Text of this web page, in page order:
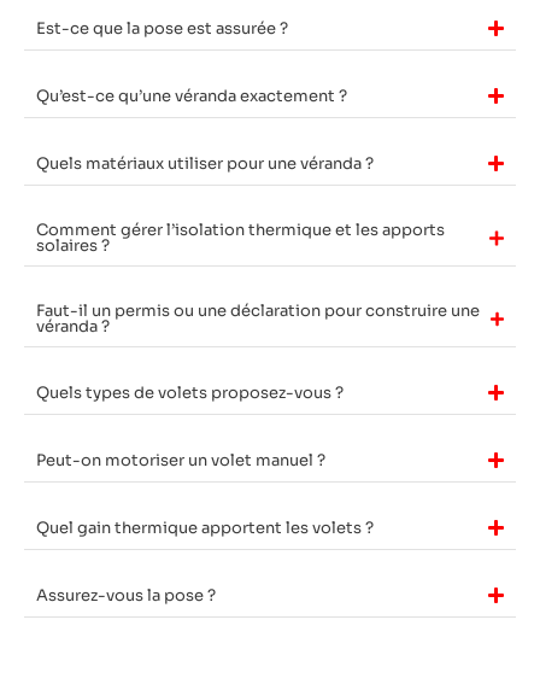
Est-ce que la pose est assurée ?
Qu’est-ce qu’une véranda exactement ?
Quels matériaux utiliser pour une véranda ?
Comment gérer l’isolation thermique et les apports
solaires ?
Faut-il un permis ou une déclaration pour construire une
véranda ?
Quels types de volets proposez-vous ?
Peut-on motoriser un volet manuel ?
Quel gain thermique apportent les volets ?
Assurez-vous la pose ?